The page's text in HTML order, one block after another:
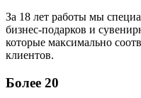
За 18 лет работы мы
бизнес-подарков и
которые максимально
клиентов.
Более 20